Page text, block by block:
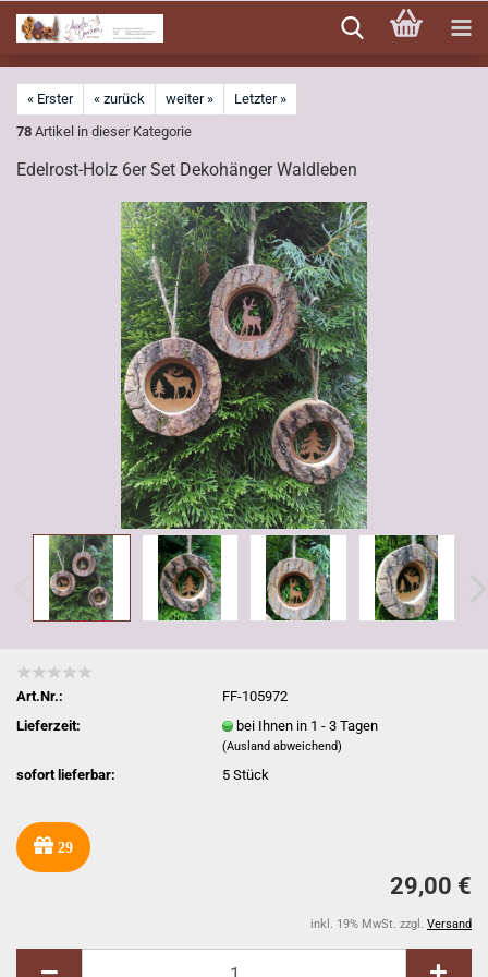
zum
Hauptinhalt
« Erster « zurück weiter »
Letzter »
78 Artikel in dieser Kategorie
Edelrost-Holz 6er Set Dekohänger Waldleben
Art.Nr.:
FF-105972
Lieferzeit:
bei Ihnen in 1 - 3 Tagen
(Ausland abweichend)
sofort lieferbar: 5Stück
29
29,00 €
inkl. 19% MwSt. zzgl. Versand